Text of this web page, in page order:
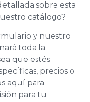
sobre esta
catálogo?
y nuestro
toda la
que estés
precios o
aquí para
para tu